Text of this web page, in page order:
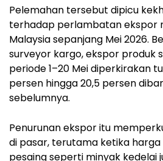
Pelemahan tersebut dipicu
terhadap perlambatan ekspor
Malaysia sepanjang Mei 2026.
surveyor kargo, ekspor produk
periode 1–20 Mei diperkirakan
persen hingga 20,5 persen
sebelumnya.
Penurunan ekspor itu
di pasar, terutama ketika
pesaing seperti minyak kedelai